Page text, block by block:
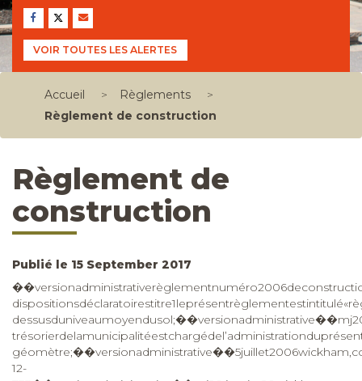
VOIR TOUTES LES ALERTES
Accueil > Règlements
>
Règlement de construction
Règlement de
construction
Publié le 15 September 2017